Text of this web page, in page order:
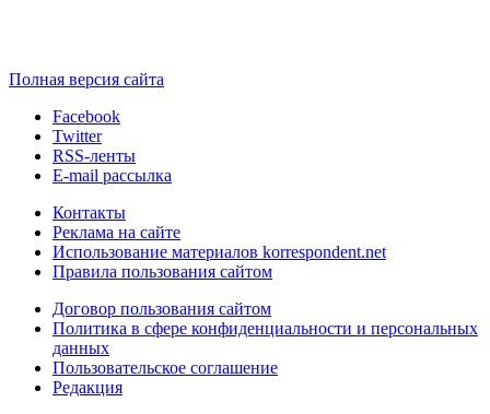
Полная версия сайта
Facebook
Twitter
RSS-ленты
E-mail рассылка
Контакты
Реклама на сайте
Использование материалов korrespondent.net
Правила пользования сайтом
Договор пользования сайтом
Политика в сфере конфиденциальности и персональных
данных
Пользовательское соглашение
Редакция